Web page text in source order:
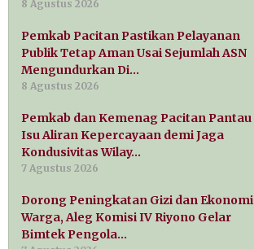
8 Agustus 2026
Pemkab Pacitan Pastikan Pelayanan
Publik Tetap Aman Usai Sejumlah ASN
Mengundurkan Di…
8 Agustus 2026
Pemkab dan Kemenag Pacitan Pantau
Isu Aliran Kepercayaan demi Jaga
Kondusivitas Wilay…
7 Agustus 2026
Dorong Peningkatan Gizi dan Ekonomi
Warga, Aleg Komisi IV Riyono Gelar
Bimtek Pengola…